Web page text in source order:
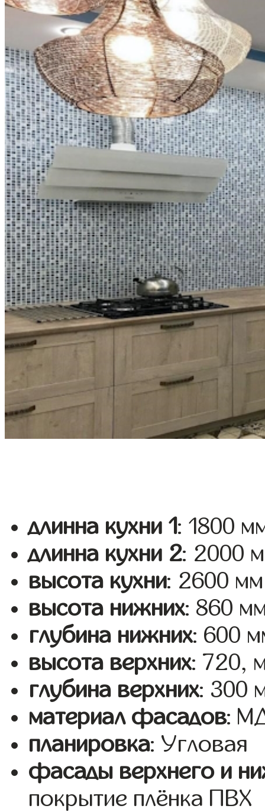
длинна кухни 1: 1800
длинна кухни 2: 2000
высота кухни: 2600 мм
высота нижних: 860
глубина нижних: 600
высота верхних: 720,
глубина верхних: 300
материал фасадов:
планировка: Угловая
фасады верхнего и
покрытие плёнка ПВХ